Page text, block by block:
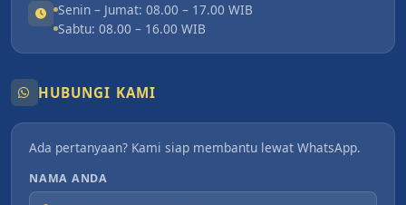
Senin – Jumat: 08.00 – 17.00 WIB
Sabtu: 08.00 – 16.00 WIB
HUBUNGI KAMI
Ada pertanyaan? Kami siap membantu lewat WhatsApp.
NAMA ANDA